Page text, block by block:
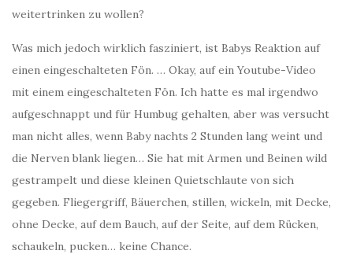
weitertrinken zu wollen?
Was mich jedoch wirklich fasziniert, ist Babys Reaktion auf
einen eingeschalteten Fön. … Okay, auf ein Youtube-Video
mit einem eingeschalteten Fön. Ich hatte es mal irgendwo
aufgeschnappt und für Humbug gehalten, aber was versucht
man nicht alles, wenn Baby nachts 2 Stunden lang weint und
die Nerven blank liegen… Sie hat mit Armen und Beinen wild
gestrampelt und diese kleinen Quietschlaute von sich
gegeben. Fliegergriff, Bäuerchen, stillen, wickeln, mit Decke,
ohne Decke, auf dem Bauch, auf der Seite, auf dem Rücken,
schaukeln, pucken… keine Chance.